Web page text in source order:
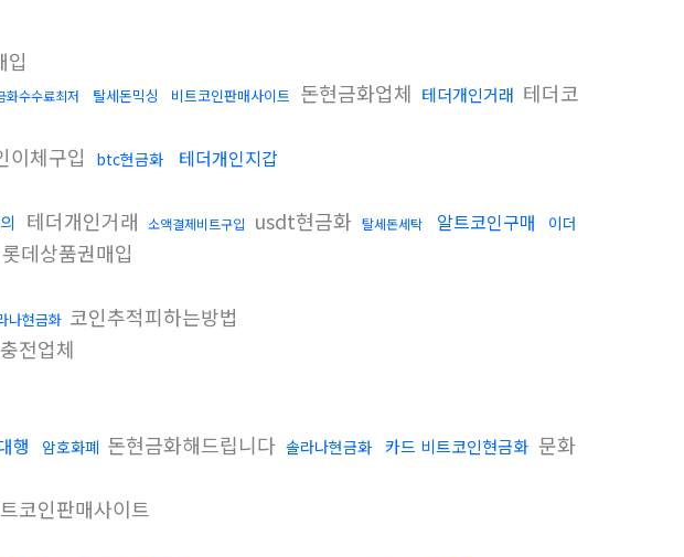
입
화수수료최저 탈세돈믹싱 비트코인판매사이트 돈현금화업체 테더개인거래 테더코
이체구입 btc현금화
테더개인지갑
테더개인거래 소액결제비트구입 usdt현금화 탈세돈세탁 알트코인구매
이더
롯데상품권매입
나현금화 코인추적피하는방법
전업체
행 암호화폐 돈현금화해드립니다 솔라나현금화 카드 비트코인현금화 문화
코인판매사이트